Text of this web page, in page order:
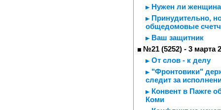
Нужен ли
Принудительно,
общедомовые
Ваш защитник
№21 (5252) - 3 марта
От слов - к делу
"Фронтовики"
следит за
Конвент в Пажге
Коми